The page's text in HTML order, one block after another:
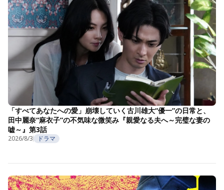
「すべてあなたへの愛」崩壊していく古川雄大“優一”の日常と、
田中麗奈“麻衣子”の不気味な微笑み『親愛なる夫へ～完璧な妻の
嘘～』第3話
2026/8/3 ドラマ